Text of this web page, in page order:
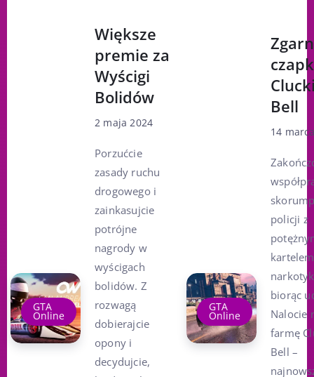
GTA
Online
Większe
premie za
Wyścigi
Bolidów
2 maja 2024
Porzućcie
zasady ruchu
drogowego i
zainkasujcie
potrójne
nagrody w
wyścigach
bolidów. Z
rozwagą
dobierajcie
opony i
decydujcie,
GTA
Online
Bell
14
policji z
kartelem
biorąc
Nalocie
farmę
Bell –